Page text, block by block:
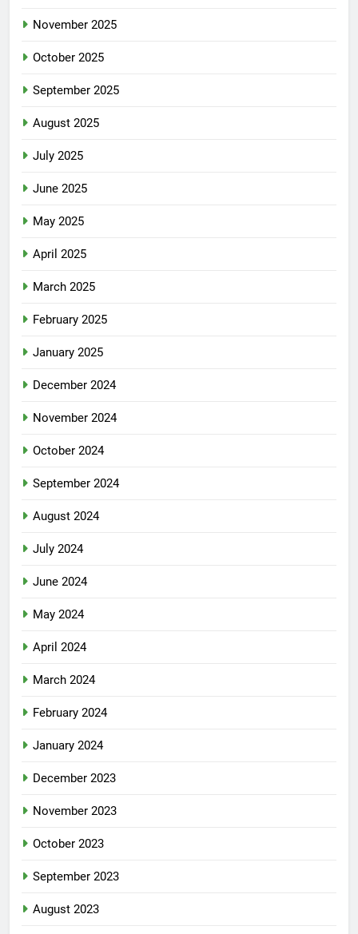
November 2025
October 2025
September 2025
August 2025
July 2025
June 2025
May 2025
April 2025
March 2025
February 2025
January 2025
December 2024
November 2024
October 2024
September 2024
August 2024
July 2024
June 2024
May 2024
April 2024
March 2024
February 2024
January 2024
December 2023
November 2023
October 2023
September 2023
August 2023